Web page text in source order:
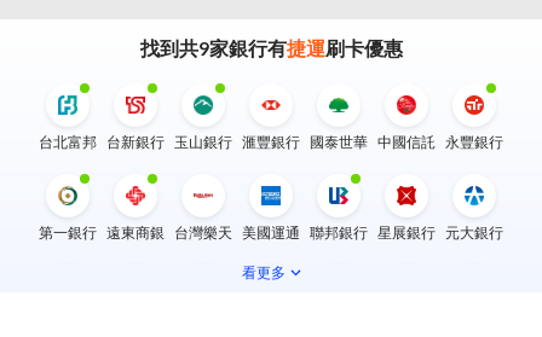
找到共9家銀行有捷運刷卡優惠
台北富邦 台新銀行 玉山銀行 滙豐銀行 國泰世華 中國信託 永豐銀行
第一銀行 遠東商銀 台灣樂天 美國運通 聯邦銀行 星展銀行 元大銀行
看更多